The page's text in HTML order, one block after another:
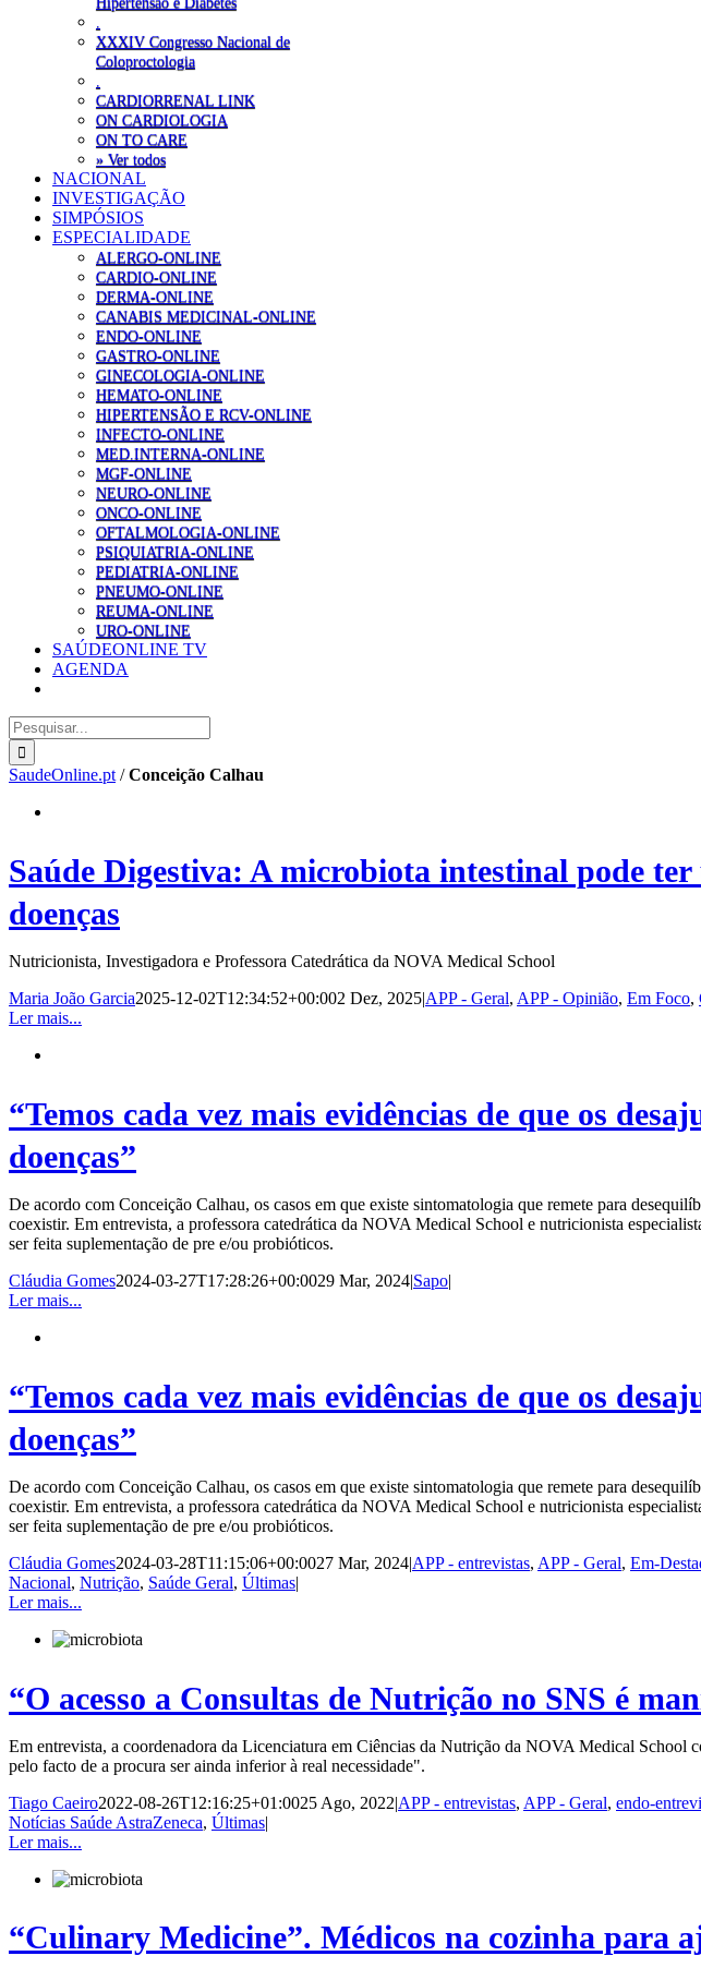
XXXIV Congresso Nacional de
Coloproctologia
CARDIORRENAL LINK
ON CARDIOLOGIA
ON TO CARE
» Ver todos
NACIONAL
INVESTIGAÇÃO
SIMPÓSIOS
ESPECIALIDADE
ALERGO-ONLINE
CARDIO-ONLINE
DERMA-ONLINE
CANABIS MEDICINAL-ONLINE
ENDO-ONLINE
GASTRO-ONLINE
GINECOLOGIA-ONLINE
HEMATO-ONLINE
HIPERTENSÃO E RCV-ONLINE
INFECTO-ONLINE
MED.INTERNA-ONLINE
MGF-ONLINE
NEURO-ONLINE
ONCO-ONLINE
OFTALMOLOGIA-ONLINE
PSIQUIATRIA-ONLINE
PEDIATRIA-ONLINE
PNEUMO-ONLINE
REUMA-ONLINE
URO-ONLINE
SAÚDEONLINE TV
AGENDA
Pesquisar
SaudeOnline.pt /Conceição Calhau
Saúde Digestiva: A microbiota intestinal pode
doenças
Nutricionista, Investigadora e Professora Catedrática da NOVA Medical School
Maria João Garcia2025-12-02T12:34:52+00:002 Dez, 2025|APP - Geral, APP - Opinião, Em Foco,
Ler mais...
“Temos cada vez mais evidências de que os
doenças”
De acordo com Conceição Calhau, os casos em que existe sintomatologia que remete para
coexistir. Em entrevista, a professora catedrática da NOVA Medical School e nutricionista
ser feita suplementação de pre e/ou probióticos.
Cláudia Gomes2024-03-27T17:28:26+00:0029 Mar, 2024|Sapo|
Ler mais...
“Temos cada vez mais evidências de que os
doenças”
De acordo com Conceição Calhau, os casos em que existe sintomatologia que remete para
coexistir. Em entrevista, a professora catedrática da NOVA Medical School e nutricionista
ser feita suplementação de pre e/ou probióticos.
Cláudia Gomes2024-03-28T11:15:06+00:0027 Mar, 2024|APP - entrevistas, APP - Geral, Em-
Nacional, Nutrição, Saúde Geral, Últimas|
Ler mais...
“O acesso a Consultas de Nutrição no SNS é
Em entrevista, a coordenadora da Licenciatura em Ciências da Nutrição da NOVA Medical School
pelo facto de a procura ser ainda inferior à real necessidade".
Tiago Caeiro2022-08-26T12:16:25+01:0025 Ago, 2022|APP - entrevistas, APP - Geral, endo-
Notícias Saúde AstraZeneca, Últimas|
Ler mais...
“Culinary Medicine”. Médicos na cozinha para